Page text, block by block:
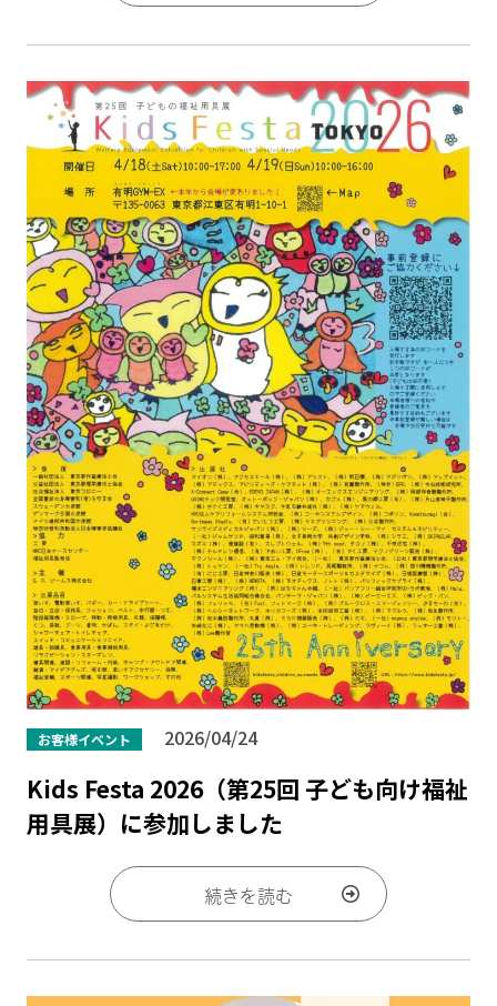
お客様イベント 2026/04/24
Kids Festa 2026（第25回 子ども向け福祉
用具展）に参加しました
続きを読む